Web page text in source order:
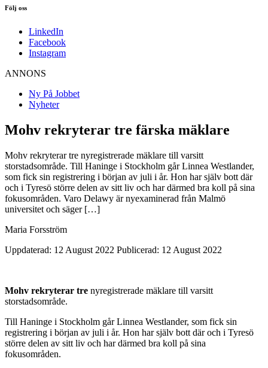
Följ oss
LinkedIn
Facebook
Instagram
ANNONS
Ny På Jobbet
Nyheter
Mohv rekryterar tre färska mäklare
Mohv rekryterar tre nyregistrerade mäklare till varsitt
storstadsområde. Till Haninge i Stockholm går Linnea Westlander,
som fick sin registrering i början av juli i år. Hon har själv bott där
och i Tyresö större delen av sitt liv och har därmed bra koll på sina
fokusområden. Varo Delawy är nyexaminerad från Malmö
universitet och säger […]
Maria Forsström
Uppdaterad: 12 August 2022 Publicerad: 12 August 2022
Mohv rekryterar tre nyregistrerade mäklare till varsitt
storstadsområde.
Till Haninge i Stockholm går Linnea Westlander, som fick sin
registrering i början av juli i år. Hon har själv bott där och i Tyresö
större delen av sitt liv och har därmed bra koll på sina
fokusområden.